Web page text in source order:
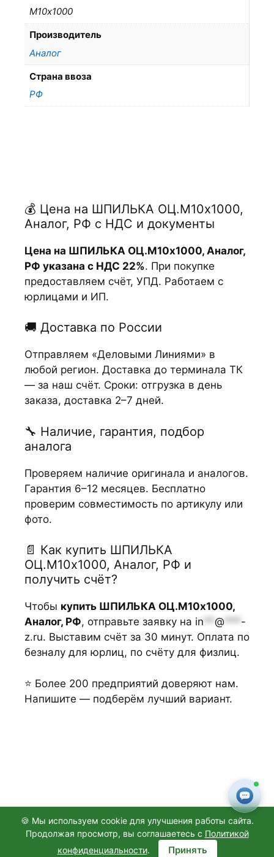
М10х1000
Производитель
Аналог
Страна ввоза
РФ
💰 Цена на ШПИЛЬКА ОЦ.М10х1000,
Аналог, РФ с НДС и документы
Цена на ШПИЛЬКА ОЦ.М10х1000, Аналог,
РФ указана с НДС 22%. При покупке
предоставляем счёт, УПД. Работаем с
юрлицами и ИП.
🚚 Доставка по России
Отправляем «Деловыми Линиями» в
любой регион. Доставка до терминала ТК
— за наш счёт. Сроки: отгрузка в день
заказа, доставка 2–7 дней.
🔧 Наличие, гарантия, подбор
аналога
Проверяем наличие оригинала и аналогов.
Гарантия 6–12 месяцев. Бесплатно
проверим совместимость по артикулу или
фото.
📄 Как купить ШПИЛЬКА
ОЦ.М10х1000, Аналог, РФ и
получить счёт?
Чтобы купить ШПИЛЬКА ОЦ.М10х1000,
Аналог, РФ, отправьте заявку на in **@ *** -
z.ru. Выставим счёт за 30 минут. Оплата по
безналу для юрлиц, по счёту для физлиц.
⭐ Более 200 предприятий доверяют нам.
Напишите — подберём лучший вариант.
🍪 Мы используем cookie для улучшения работы сайта.
Продолжая просмотр, вы соглашаетесь с Политикой
конфиденциальности. Принять
ООО "АГРОТОРГЗАПЧАСТИ", Санкт-Петербург